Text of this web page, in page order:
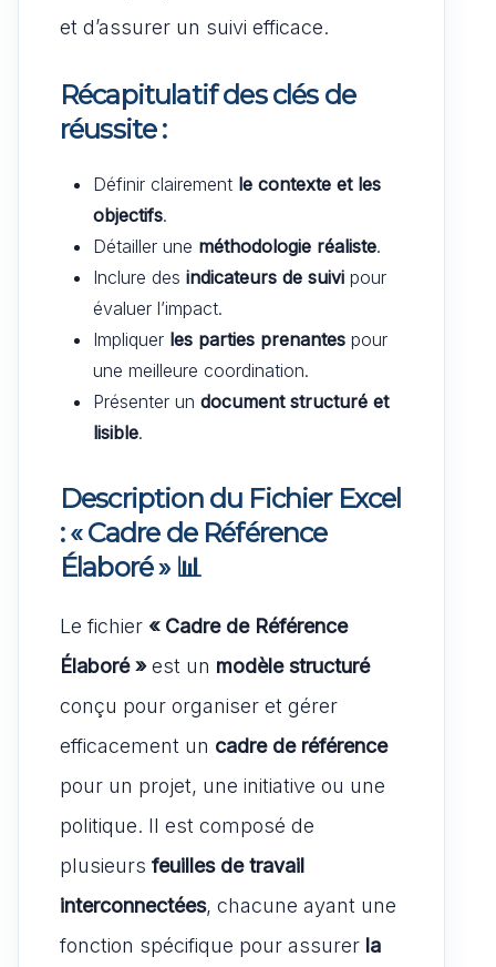
et d’assurer un suivi efficace.
Récapitulatif des clés de
réussite:
Définir clairement le contexte et les
objectifs.
Détailler une méthodologie réaliste.
Inclure des indicateurs de suivi pour
évaluer l’impact.
Impliquer les parties prenantes pour
une meilleure coordination.
Présenter un document structuré et
lisible.
Description du Fichier Excel
: « Cadre de Référence
Élaboré »📊
Le fichier « Cadre de Référence
Élaboré »est un modèle structuré
conçu pour organiser et gérer
efficacement un cadre de référence
pour un projet, une initiative ou une
politique. Il est composé de
plusieurs feuilles de travail
interconnectées, chacune ayant une
fonction spécifique pour assurer la